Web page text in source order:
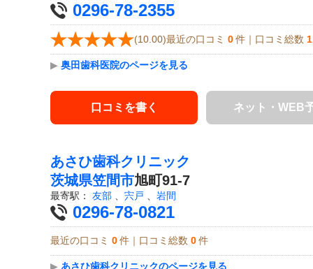
0296-78-2355
(10.00)最近の口コミ 0 件｜口コミ総数 1
▶ 奥田歯科医院のページを見る
口コミを書く ネット・WEB
あさひ歯科クリニック
茨城県笠間市旭町91-7
最寄駅： 友部 宍戸 岩間
0296-78-0821
最近の口コミ 0 件｜口コミ総数 0 件
▶ あさひ歯科クリニックのページを見る